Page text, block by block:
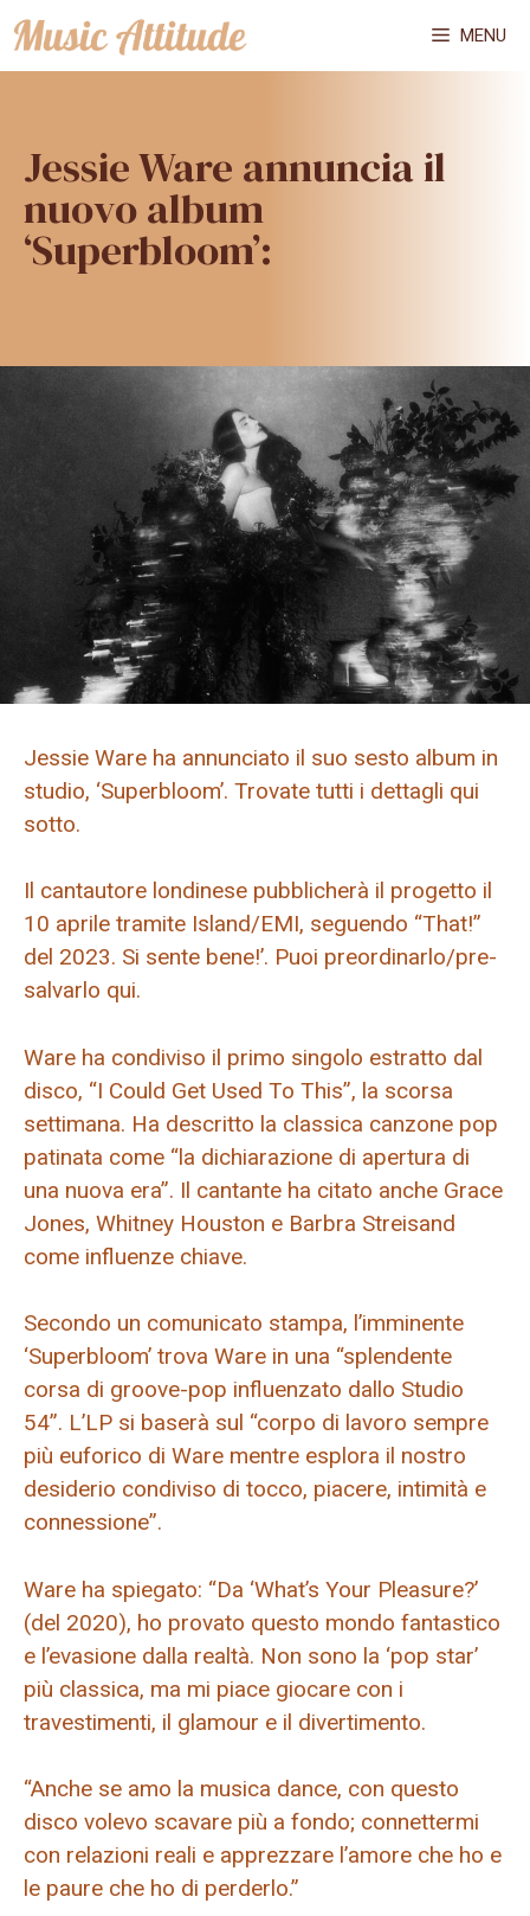
Vai
al
MENU
Jessie Ware annuncia il
nuovo album
‘Superbloom’:
Jessie Ware ha annunciato il suo sesto album in
studio, ‘Superbloom’. Trovate tutti i dettagli qui
sotto.
Il cantautore londinese pubblicherà il progetto il
10 aprile tramite Island/EMI, seguendo “That!”
del 2023. Si sente bene!’. Puoi preordinarlo/pre-
salvarlo qui.
Ware ha condiviso il primo singolo estratto dal
disco, “I Could Get Used To This”, la scorsa
settimana. Ha descritto la classica canzone pop
patinata come “la dichiarazione di apertura di
una nuova era”. Il cantante ha citato anche Grace
Jones, Whitney Houston e Barbra Streisand
come influenze chiave.
Secondo un comunicato stampa, l’imminente
‘Superbloom’ trova Ware in una “splendente
corsa di groove-pop influenzato dallo Studio
54”. L’LP si baserà sul “corpo di lavoro sempre
più euforico di Ware mentre esplora il nostro
desiderio condiviso di tocco, piacere, intimità e
connessione”.
Ware ha spiegato: “Da ‘What’s Your Pleasure?’
(del 2020), ho provato questo mondo fantastico
e l’evasione dalla realtà. Non sono la ‘pop star’
più classica, ma mi piace giocare con i
travestimenti, il glamour e il divertimento.
“Anche se amo la musica dance, con questo
disco volevo scavare più a fondo; connettermi
con relazioni reali e apprezzare l’amore che ho e
le paure che ho di perderlo.”